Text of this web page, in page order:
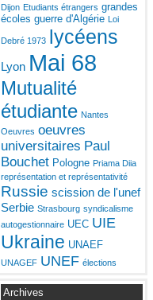
Dijon Etudiants étrangers grandes
écoles guerre d'Algérie Loi
Debré 1973 lycéens
Lyon Mai 68
Mutualité
étudiante Nantes
Oeuvres oeuvres
universitaires Paul
Bouchet Pologne Priama Diia
représentation et représentativité
Russie scission de l'unef
Serbie Strasbourg syndicalisme
autogestionnaire UEC UIE
Ukraine UNAEF
UNAGEF UNEF élections
Archives